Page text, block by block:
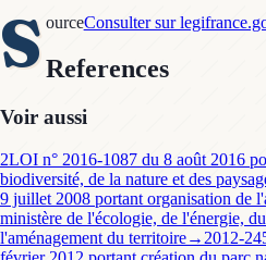
S ourceConsulter sur
References
Voir aussi
2LOI n° 2016-1087 du 8 août 2016
biodiversité, de la nature et des
9 juillet 2008 portant organisation de
ministère de l'écologie, de l'énergie,
l'aménagement du territoire→ 2012-